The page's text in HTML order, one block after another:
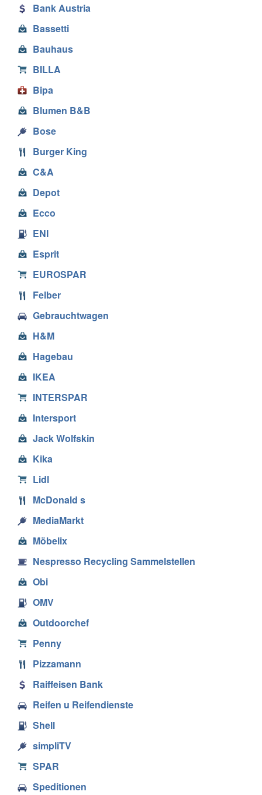
Bank Austria
Bassetti
Bauhaus
BILLA
Bipa
Blumen B&B
Bose
Burger King
C&A
Depot
Ecco
ENI
Esprit
EUROSPAR
Felber
Gebrauchtwagen
H&M
Hagebau
IKEA
INTERSPAR
Intersport
Jack Wolfskin
Kika
Lidl
McDonald s
MediaMarkt
Möbelix
Nespresso Recycling Sammelstellen
Obi
OMV
Outdoorchef
Penny
Pizzamann
Raiffeisen Bank
Reifen u Reifendienste
Shell
simpliTV
SPAR
Speditionen